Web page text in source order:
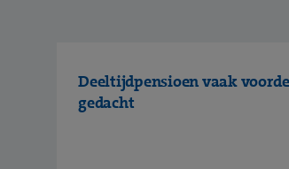
Deeltijdpensioen vaak
gedacht